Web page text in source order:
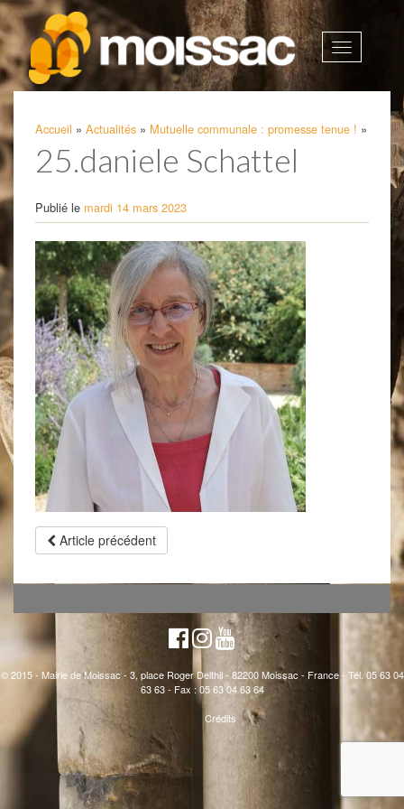
Afficher
Accueil » Actualités » Mutuelle communale : promesse tenue ! »
25.daniele Schattel
Publié le mardi 14 mars 2023
Article précédent
© 2015 - Mairie de Moissac - 3, place Roger Delthil - 82200 Moissac - France - Tél. 05 63 04
63 63 - Fax : 05 63 04 63 64
Crédits